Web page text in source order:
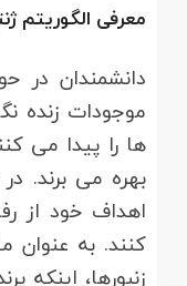
معرفی الگوریتم
دانشمندان در
موجودات زنده
ها را پیدا می
بهره می برند.
اهداف خود از
کنند. به عنوان
زنبورها، اینکه